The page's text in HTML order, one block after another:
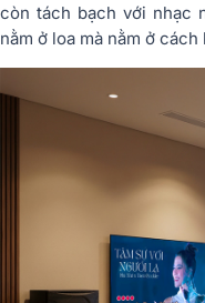
còn tách bạch với nhạc
nằm ở loa mà nằm ở